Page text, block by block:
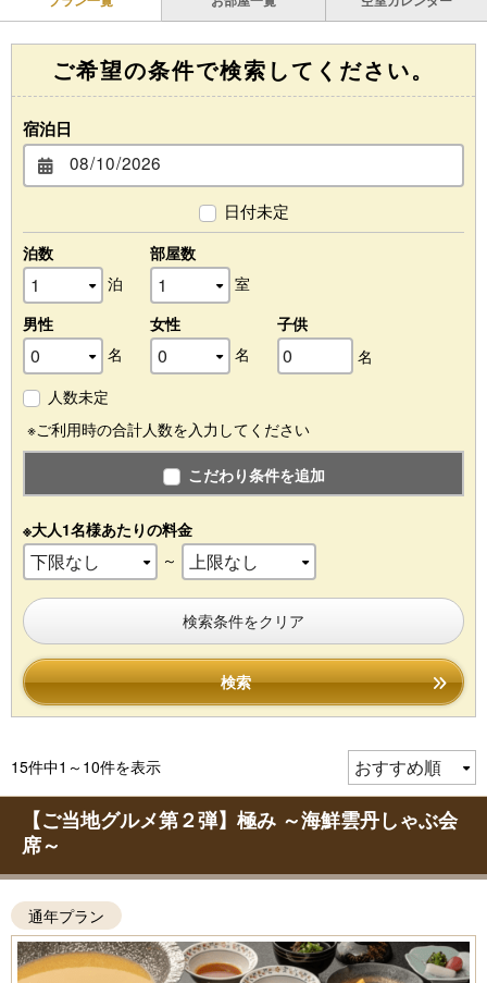
ご希望の条件で検索してください。
宿泊日
日付未定
泊数
泊
部屋数
室
男性
名
女性
名
子供
名
人数未定
※ご利用時の合計人数を入力してください
こだわり条件を追加
※大人1名様あたりの料金
～
検索条件をクリア
検索
15件中1～10件を表示
【ご当地グルメ第２弾】極み ～海鮮雲丹しゃぶ会
席～
通年プラン